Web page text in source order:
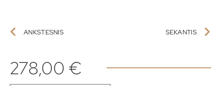
ANKSTESNIS SEKANTIS
278,00 €